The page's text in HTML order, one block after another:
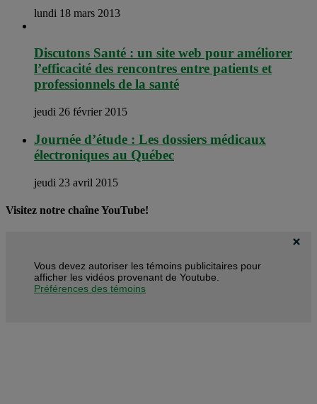
lundi 18 mars 2013
Discutons Santé : un site web pour améliorer
l’efficacité des rencontres entre patients et
professionnels de la santé
jeudi 26 février 2015
Journée d’étude : Les dossiers médicaux
électroniques au Québec
jeudi 23 avril 2015
Visitez notre chaîne YouTube!
Vous devez autoriser les témoins publicitaires pour
afficher les vidéos provenant de Youtube.
Préférences des témoins